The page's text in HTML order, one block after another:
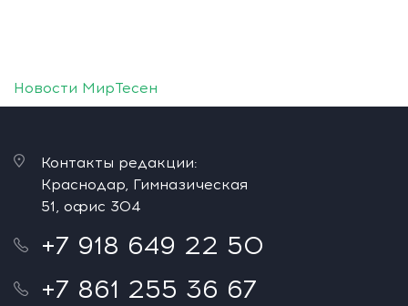
Новости МирТесен
Контакты редакции:
Краснодар, Гимназическая
51, офис 304
+7 918 649 22 50
+7 861 255 36 67